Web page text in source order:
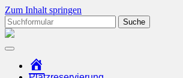
Zum Inhalt springen
Suchen
nach:tcottenhoefen.de